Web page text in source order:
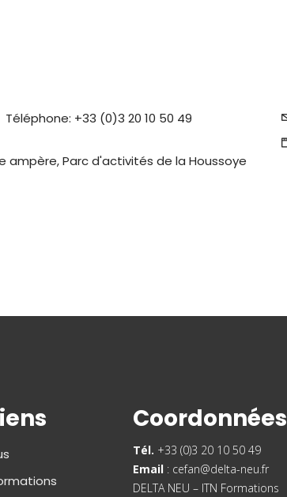
Téléphone: +33 (0)3 20 10 50 49
ampère, Parc d'activités de la Houssoye
Coordonnées
Tél. +33 (0)3 20 10 50 49
Email : cefan@delta-neu.fr
DELTA NEU – ITN Formations